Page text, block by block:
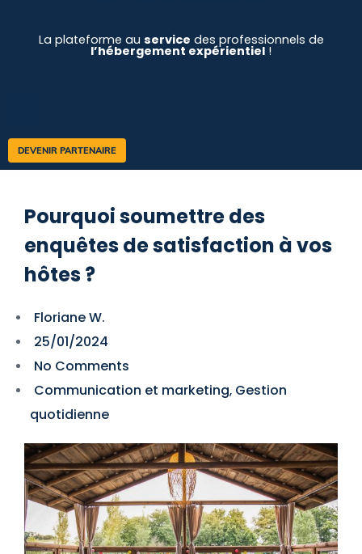
La plateforme au service des professionnels de
l’hébergement expérientiel !
DEVENIR PARTENAIRE
Pourquoi soumettre des
enquêtes de satisfaction à vos
hôtes ?
Floriane W.
25/01/2024
No Comments
Communication et marketing, Gestion
quotidienne